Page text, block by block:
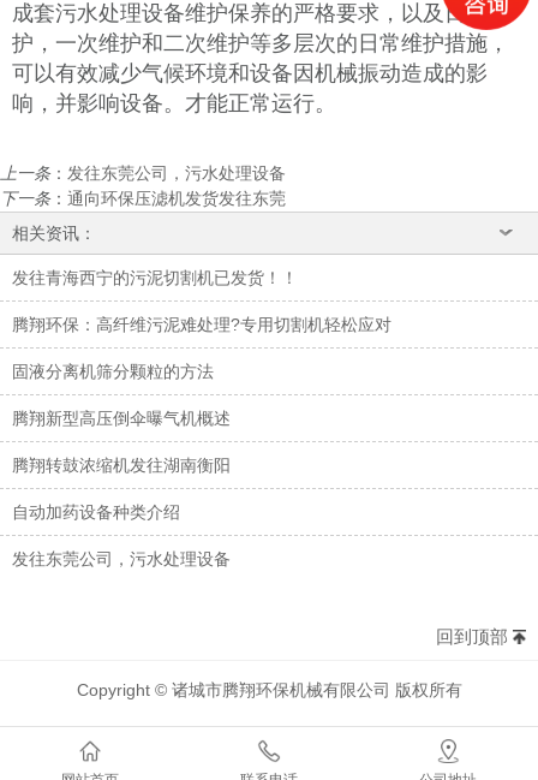
成套污水处理设备维护保养的严格要求，以及日常维
护，一次维护和二次维护等多层次的日常维护措施，
可以有效减少气候环境和设备因机械振动造成的影
响，并影响设备。才能正常运行。
上一条： 发往东莞公司，污水处理设备
下一条： 通向环保压滤机发货发往东莞
相关资讯：
发往青海西宁的污泥切割机已发货！！
腾翔环保：高纤维污泥难处理?专用切割机轻松应对
固液分离机筛分颗粒的方法
腾翔新型高压倒伞曝气机概述
腾翔转鼓浓缩机发往湖南衡阳
自动加药设备种类介绍
发往东莞公司，污水处理设备
回到顶部
Copyright © 诸城市腾翔环保机械有限公司 版权所有